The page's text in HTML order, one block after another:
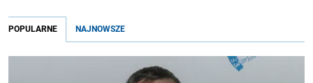
POPULARNE NAJNOWSZE